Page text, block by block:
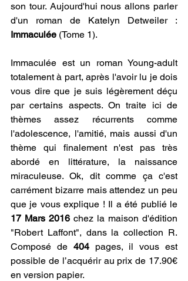
son tour. Aujourd'hui nous allons parler
Immaculée (Tome 1).
Immaculée est un roman Young-adult
totalement à part, après l'avoir lu je dois
vous dire que je suis légèrement déçu
par certains aspects. On traite ici de
thèmes assez récurrents comme
l'adolescence, l'amitié, mais aussi d'un
thème qui finalement n'est pas très
abordé en littérature, la naissance
miraculeuse. Ok, dit comme ça c'est
carrément bizarre mais attendez un peu
17 Mars 2016 chez la maison d'édition
"Robert Laffont", dans la collection R.
Composé de 404 pages, il vous est
possible de l’acquérir au prix de 17.90€
en version papier.